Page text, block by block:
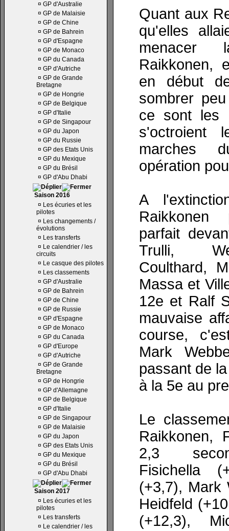
¤ GP d'Australie
¤ GP de Malaisie
¤ GP de Chine
¤ GP de Bahrein
¤ GP d'Espagne
¤ GP de Monaco
¤ GP du Canada
¤ GP d'Autriche
¤ GP de Grande
Bretagne
¤ GP de Hongrie
¤ GP de Belgique
¤ GP d'Italie
¤ GP de Singapour
¤ GP du Japon
¤ GP du Russie
¤ GP des Etats Unis
¤ GP du Mexique
¤ GP du Brésil
¤ GP d'Abu Dhabi
Saison 2016
¤ Les écuries et les
pilotes
¤ Les changements /
évolutions
¤ Les transferts
¤ Le calendrier / les
circuits
¤ Le casque des pilotes
¤ Les classements
¤ GP d'Australie
¤ GP de Bahrein
¤ GP de Chine
¤ GP de Russie
¤ GP d'Espagne
¤ GP de Monaco
¤ GP du Canada
¤ GP d'Europe
¤ GP d'Autriche
¤ GP de Grande
Bretagne
¤ GP de Hongrie
¤ GP d'Allemagne
¤ GP de Belgique
¤ GP d'Italie
¤ GP de Singapour
¤ GP de Malaisie
¤ GP du Japon
¤ GP des Etats Unis
¤ GP du Mexique
¤ GP du Brésil
¤ GP d'Abu Dhabi
Saison 2017
¤ Les écuries et les
pilotes
¤ Les transferts
¤ Le calendrier / les
Quant aux
qu'elles
menacer
Raikkonen,
en début
sombrer
ce sont les
s'octroient
marches
opération
A
parfait
Trulli,
Coulthard,
Massa et
12e et Ralf
mauvaise
course,
Mark
passant de
à la 5e au
Le
Raikkonen,
2,3
Fisichella
(+3,7), Mark
Heidfeld
(+12,3),